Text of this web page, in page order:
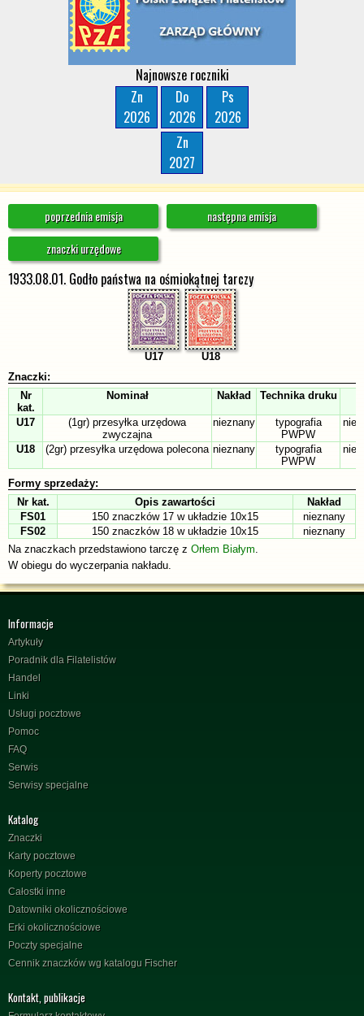
Najnowsze roczniki
Zn
2026
Do
2026
Ps
2026
Zn
2027
poprzednia emisja
następna emisja
znaczki urzędowe
1933.08.01. Godło państwa na ośmiokątnej tarczy
U17
U18
Znaczki:
Nr
kat.
Nominał Nakład Technika druku
U17
(1gr) przesyłka urzędowa
zwyczajna
nieznany
typografia
PWPW
U18 (2gr) przesyłka urzędowa polecona nieznany
typografia
PWPW
Formy sprzedaży:
Nr kat.
Opis zawartości
Nakład
FS01
150 znaczków 17 w układzie 10x15
nieznany
FS02
150 znaczków 18 w układzie 10x15
nieznany
Na znaczkach przedstawiono tarczę z Orłem Białym.
W obiegu do wyczerpania nakładu.
Informacje
Artykuły
Poradnik dla Filatelistów
Handel
Linki
Usługi pocztowe
Pomoc
FAQ
Serwis
Serwisy specjalne
Katalog
Znaczki
Karty pocztowe
Koperty pocztowe
Całostki inne
Datowniki okolicznościowe
Erki okolicznościowe
Poczty specjalne
Cennik znaczków wg katalogu Fischer
Kontakt, publikacje